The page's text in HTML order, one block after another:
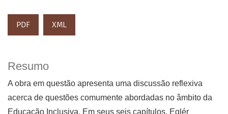
PDF XML
Resumo
A obra em questão apresenta uma discussão reflexiva
acerca de questões comumente abordadas no âmbito da
Educação Inclusiva. Em seus seis capítulos, Eglér